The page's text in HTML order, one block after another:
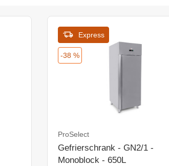
-38 %
Express
ProSelect
Gefrierschrank - GN2/1 -
Monoblock - 650L